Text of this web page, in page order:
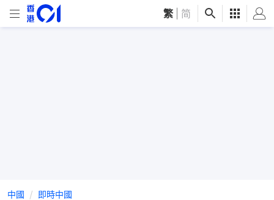
繁 简
中國 即時中國